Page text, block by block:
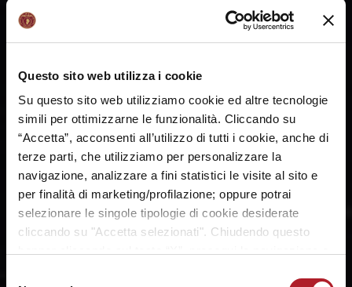
Questo sito web utilizza i cookie
Su questo sito web utilizziamo cookie ed altre tecnologie
simili per ottimizzarne le funzionalità. Cliccando su
“Accetta”, acconsenti all’utilizzo di tutti i cookie, anche di
terze parti, che utilizziamo per personalizzare la
navigazione, analizzare a fini statistici le visite al sito e
per finalità di marketing/profilazione; oppure potrai
selezionare le singole tipologie di cookie desiderate
cliccando su "Accetta selezionati". Chiudendo questo
L'Umana Reyer prova la formula con i tre play
contemporaneamente in campo. Tessitori
mette la tripla del 62-56 ma poi spende il
al 31'.Sassari sfrutta il dubbio fallo in attacco
con tecnico a Brooks per riprendere il +8 (66-
58) al 32'. ma gli orogranata trovano la forza
per tornare a -5 (68-63) con Granger e la tripla
di Tessitori al 33'30”, anche se poi il centro
finisce la partita col tecnico del quinto fallo e il
Banco è 72-63 al 34'. Granger fa 3/3 dalla
lunetta, Dowe completa un 3+1: 76-66 al
34'30”. La tripla di tabellone di Granger porta al